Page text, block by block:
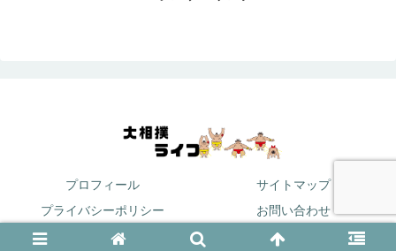
プロフィール
サイトマップ
プライバシーポリシー
お問い合わせ
© 2024 大相撲ライフ.